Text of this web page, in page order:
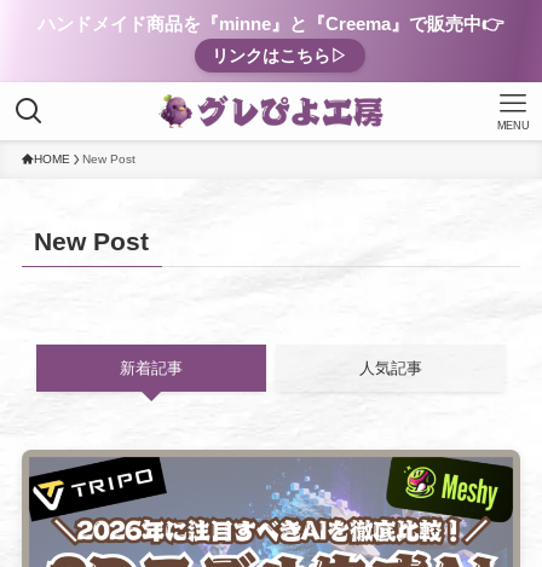
ハンドメイド商品を『minne』と『Creema』で販売中👉
リンクはこちら▷
MENU
HOME New Post
New Post
新着記事 人気記事